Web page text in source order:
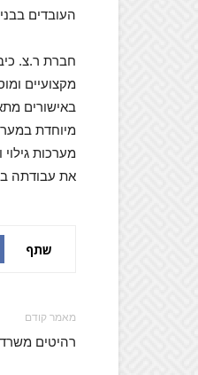
העובדים
חברת ר.צ.
מקצועיים
באישורים
מיוחדת
מערכות
את עבודתה
שתף
מאמר קודם
רהיטים